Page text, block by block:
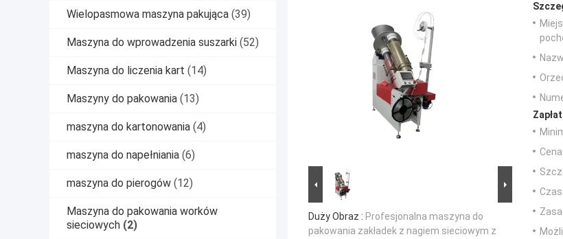
Wielopasmowa maszyna pakująca (39)
Maszyna do wprowadzenia suszarki (52)
Maszyna do liczenia kart (14)
Maszyny do pakowania (13)
maszyna do kartonowania (4)
maszyna do napełniania (6)
maszyna do pierogów (12)
Maszyna do pakowania worków
sieciowych (2)
Duży Obraz : Profesjonalna maszyna do
pakowania zakładek z nagiem sieciowym z
Cena: